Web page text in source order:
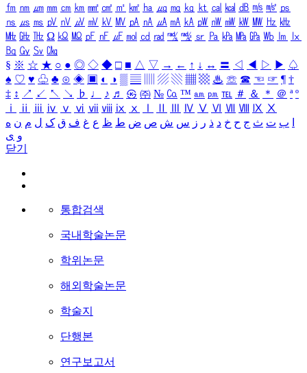
㎙ ㎚ ㎛ ㎜ ㎝ ㎞ ㎟ ㎠ ㎡ ㎢ ㏊ ㎍ ㎎ ㎏ ㏏ ㎈ ㎉ ㏈ ㎧ ㎨ ㎰
㎱ ㎲ ㎳ ㎴ ㎵ ㎶ ㎷ ㎸ ㎹ ㎀ ㎁ ㎂ ㎃ ㎄ ㎺ ㎻ ㎽ ㎾ ㎿ ㎐ ㎑
㎒ ㎓ ㎔ Ω ㏀ ㏁ ㎊ ㎋ ㎌ ㏖ ㏅ ㎭ ㎮ ㎯ ㏛ ㎩ ㎪ ㎫ ㎬ ㏝ ㏐
㏓
㏃ ㏉ ㏜ ㏆
§ ※ ☆ ★ ○ ● ◎ ◇ ◆ □ ■ △ ▽ → ← ↑ ↓ ↔ 〓 ◁ ◀ ▷ ▶ ♤
♠ ♡ ♥ ♧ ♣ ⊙ ◈ ▣ ◐ ◑ ▒ ▤ ▨ ▧ ▦ ▩ ♨ ☏ ☎ ☜ ☞ ¶ †
‡ ↕ ↗ ↙ ↖ ↘ ♭ ♩ ♪ ♬ ㉿ ㈜ № ㏇ ™ ㏂ ㏘ ℡ ＃ ＆ ＊ ＠ ª º
ⅰ
ⅱ ⅲ ⅳ ⅴ ⅵ ⅶ ⅷ ⅸ ⅹ Ⅳ Ⅴ Ⅵ Ⅶ Ⅷ Ⅸ Ⅹ
ب ت ث ج ح خ د ذ ر ز س ش ص ض ط ظ ع غ ف ق ک ل م ن ه
و ی
닫기
통합검색
국내학술논문
학위논문
해외학술논문
학술지
단행본
연구보고서